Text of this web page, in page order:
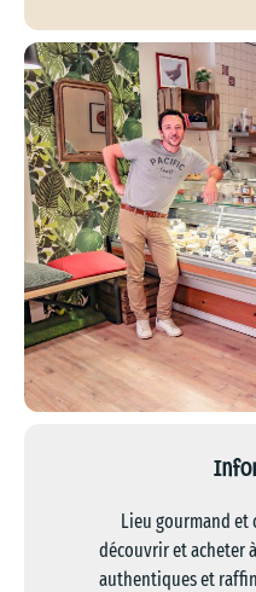
Lieu gourmand
découvrir et acheter
authentiques et